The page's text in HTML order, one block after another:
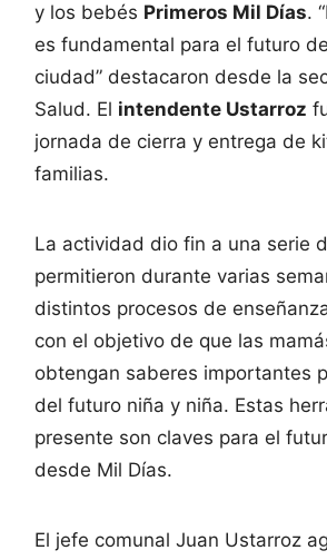
y los bebés Primeros Mil Días.
es fundamental para el futuro
ciudad” destacaron desde la
Salud. El intendente Ustarroz
jornada de cierra y entrega de
familias.
La actividad dio fin a una serie
permitieron durante varias
distintos procesos de
con el objetivo de que las
obtengan saberes importantes
del futuro niña y niña. Estas
presente son claves para el
desde Mil Días.
El jefe comunal Juan Ustarroz